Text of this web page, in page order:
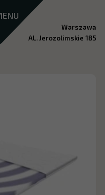
Warszawa
AL. Jerozolimskie 185